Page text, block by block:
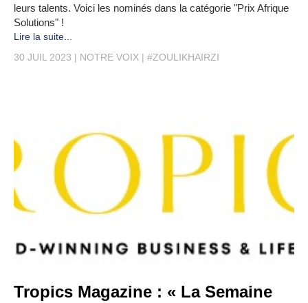
leurs talents. Voici les nominés dans la catégorie "Prix Afrique
Solutions" !
Lire la suite...
30 JUIL 2023
NOTRE VOIX #ZOULIKHAIRZI
Tropics Magazine : « La Semaine